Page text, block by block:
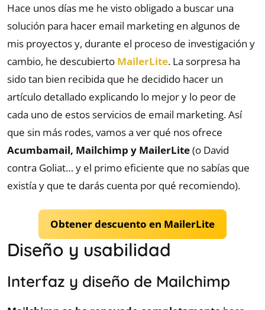
a
t
i
v
e
Hace unos días me he visto obligado a buscar una
solución para hacer email marketing en algunos de
mis proyectos y, durante el proceso de investigación y
cambio, he descubierto MailerLite. La sorpresa ha
sido tan bien recibida que he decidido hacer un
artículo detallado explicando lo mejor y lo peor de
cada uno de estos servicios de email marketing. Así
que sin más rodes, vamos a ver qué nos ofrece
Acumbamail, Mailchimp y MailerLite(o David
contra Goliat… y el primo eficiente que no sabías que
existía y que te darás cuenta por qué recomiendo).
Obtener descuento en MailerLite
Diseño y usabilidad
Interfaz y diseño de Mailchimp